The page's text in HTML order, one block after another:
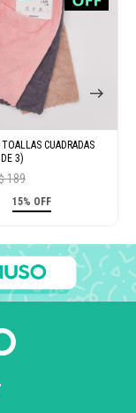
CUADRADAS
3)
189
15% OFF